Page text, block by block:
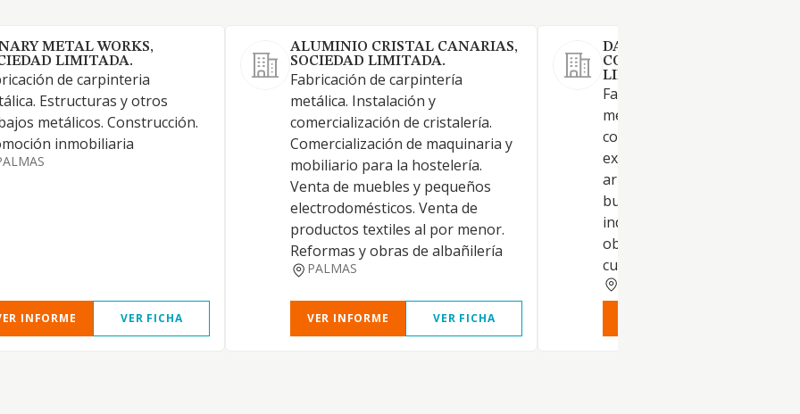
METAL WORKS,
LIMITADA.
de carpinteria
Estructuras y otros
metálicos. Construcción.
inmobiliaria
INFORME VER FICHA
ALUMINIO CRISTAL CANARIAS,
SOCIEDAD LIMITADA.
Fabricación de carpintería
metálica. Instalación y
comercialización de cristalería.
Comercialización de maquinaria y
mobiliario para la hostelería.
Venta de muebles y pequeños
electrodomésticos. Venta de
productos textiles al por menor.
Reformas y obras de albañilería
PALMAS
VER INFORME VER FICHA
DAVID METAL
CONSTRUCCIONES,
LIMITADA.
Fabricación de carpintería
metálica. La promoción,
construcción, reforma,
explotación, administración,
arrendamiento... de viviendas,
bungalows, apartamentos,
industriales, locales
obras de equipamiento y de
cualesquiera otros